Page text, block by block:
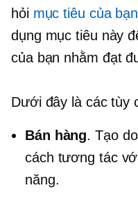
hỏi mục tiêu của
dụng mục tiêu này
của bạn nhằm đạt
Dưới đây là các tùy
Bán hàng. Tạo
cách tương tác
năng.